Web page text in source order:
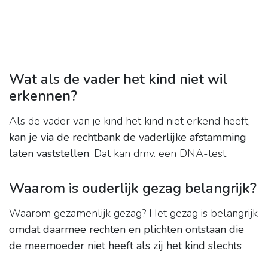
Wat als de vader het kind niet wil
erkennen?
Als de vader van je kind het kind niet erkend heeft,
kan je via de rechtbank de vaderlijke afstamming
laten vaststellen. Dat kan dmv. een DNA-test.
Waarom is ouderlijk gezag belangrijk?
Waarom gezamenlijk gezag? Het gezag is belangrijk
omdat daarmee rechten en plichten ontstaan die
de meemoeder niet heeft als zij het kind slechts